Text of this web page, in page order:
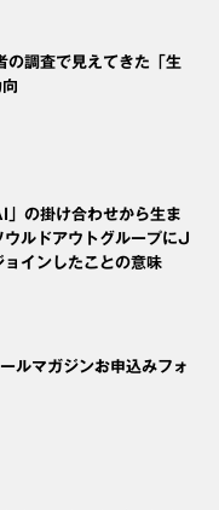
の調査で見えてきた「生
」の掛け合わせから生ま
ルドアウトグループにJ
インしたことの意味
ルマガジンお申込みフォ